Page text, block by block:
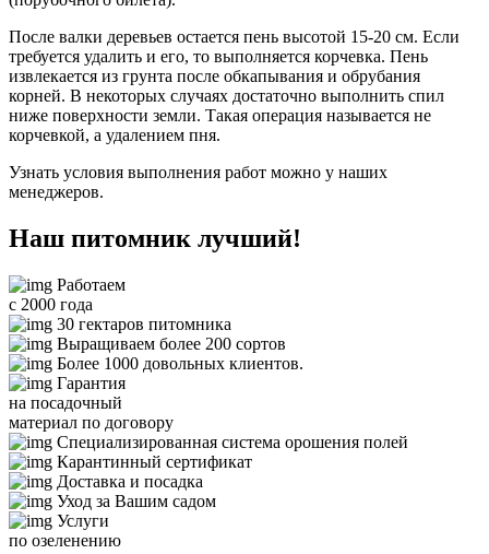
После валки деревьев остается пень высотой 15-20 см. Если
требуется удалить и его, то выполняется корчевка. Пень
извлекается из грунта после обкапывания и обрубания
корней. В некоторых случаях достаточно выполнить спил
ниже поверхности земли. Такая операция называется не
корчевкой, а удалением пня.
Узнать условия выполнения работ можно у наших
менеджеров.
Наш питомник лучший!
Работаем
с 2000 года
30 гектаров питомника
Выращиваем более 200 сортов
Более 1000 довольных клиентов.
Гарантия
на посадочный
материал по договору
Специализированная система орошения полей
Карантинный сертификат
Доставка и посадка
Уход за Вашим садом
Услуги
по озеленению